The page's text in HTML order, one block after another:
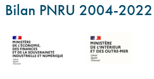
Bilan PNRU 2004-2022